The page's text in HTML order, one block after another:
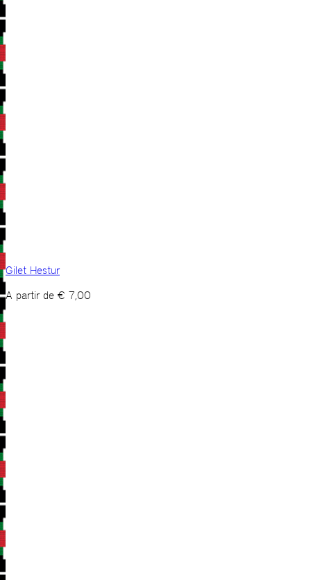
Gilet Hestur
A partir de € 7,00